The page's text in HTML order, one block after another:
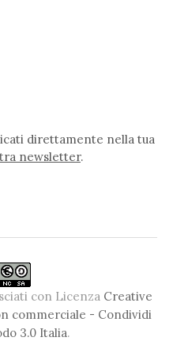
direttamente nella tua
newsletter.
con Licenza Creative
commerciale - Condividi
3.0 Italia.